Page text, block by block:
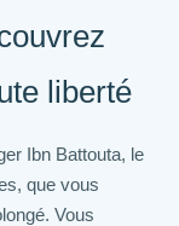
liberté
Ibn Battouta, le
que vous
Vous